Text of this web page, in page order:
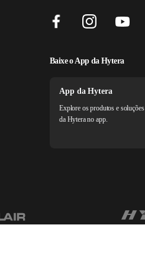
Baixe o App da Hytera
App da Hytera
Explore os produtos e soluções
da Hytera no app.